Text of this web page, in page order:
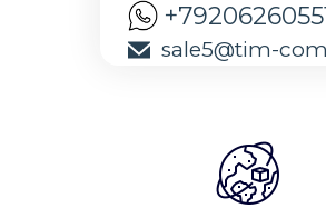
sale5@tim-